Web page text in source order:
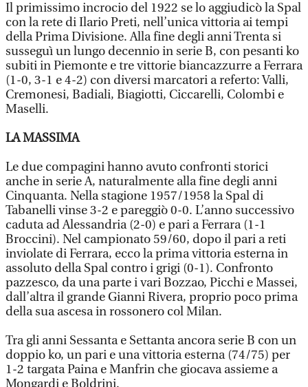
Il primissimo incrocio del 1922 se lo aggiudicò la Spal
con la rete di Ilario Preti, nell’unica vittoria ai tempi
della Prima Divisione. Alla fine degli anni Trenta si
susseguì un lungo decennio in serie B, con pesanti ko
subiti in Piemonte e tre vittorie biancazzurre a Ferrara
(1-0, 3-1 e 4-2) con diversi marcatori a referto: Valli,
Cremonesi, Badiali, Biagiotti, Ciccarelli, Colombi e
Maselli.
LA MASSIMA
Le due compagini hanno avuto confronti storici
anche in serie A, naturalmente alla fine degli anni
Cinquanta. Nella stagione 1957/1958 la Spal di
Tabanelli vinse 3-2 e pareggiò 0-0. L’anno successivo
caduta ad Alessandria (2-0) e pari a Ferrara (1-1
Broccini). Nel campionato 59/60, dopo il pari a reti
inviolate di Ferrara, ecco la prima vittoria esterna in
assoluto della Spal contro i grigi (0-1). Confronto
pazzesco, da una parte i vari Bozzao, Picchi e Massei,
dall’altra il grande Gianni Rivera, proprio poco prima
della sua ascesa in rossonero col Milan.
Tra gli anni Sessanta e Settanta ancora serie B con un
doppio ko, un pari e una vittoria esterna (74/75) per
1-2 targata Paina e Manfrin che giocava assieme a
Mongardi e Boldrini.